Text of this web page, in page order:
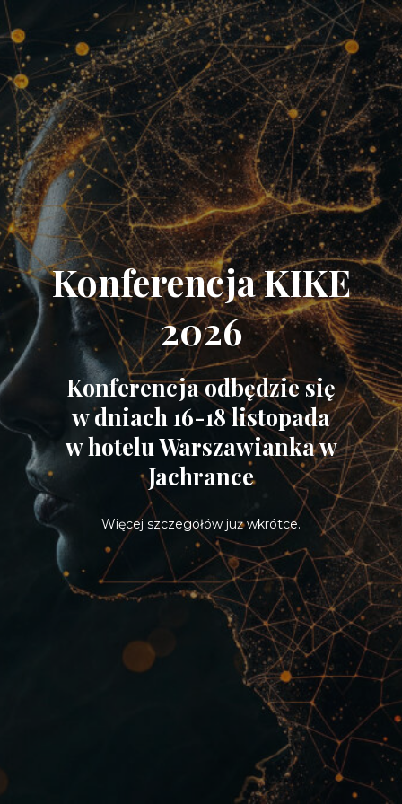
Konferencja KIKE
2026
Konferencja odbędzie się
w dniach 16-18 listopada
w hotelu Warszawianka w
Jachrance
Więcej szczegółów już wkrótce.